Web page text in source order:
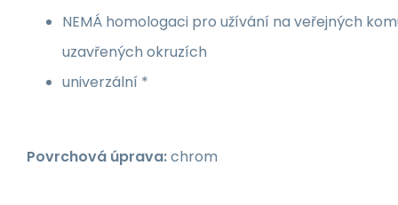
NEMÁ homologaci pro užívání na veřejných
uzavřených okruzích
univerzální *
Povrchová úprava:chrom